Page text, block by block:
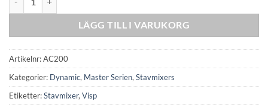
LÄGG TILL I VARUKORG
Artikelnr:AC200
Kategorier: Dynamic, Master Serien, Stavmixers
Etiketter:Stavmixer, Visp